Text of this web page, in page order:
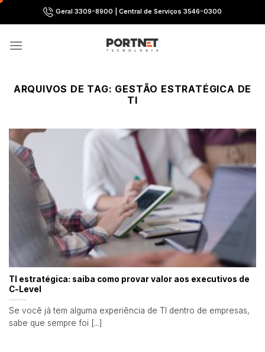
Skip
to
Geral 3309-8900 | Central de Serviços 3546-0300
ARQUIVOS DE TAG: GESTÃO ESTRATÉGICA DE
TI
TI estratégica: saiba como provar valor aos executivos de
C-Level
Se você já tem alguma experiência de TI dentro de empresas,
sabe que sempre foi [...]